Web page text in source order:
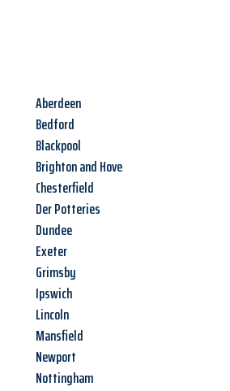
Aberdeen
Bedford
Blackpool
Brighton and Hove
Chesterfield
Der Potteries
Dundee
Exeter
Grimsby
Ipswich
Lincoln
Mansfield
Newport
Nottingham